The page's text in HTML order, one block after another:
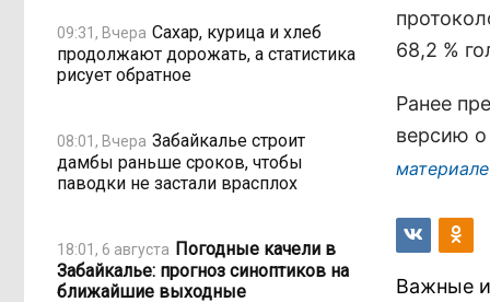
09:31, Вчера Сахар, курица и хлеб
продолжают дорожать, а статистика
рисует обратное
08:01, Вчера Забайкалье строит
дамбы раньше сроков, чтобы
паводки не застали врасплох
18:01, 6 августа Погодные качели в
Забайкалье: прогноз синоптиков на
ближайшие выходные
68,2 %
Ранее
версию о
Важные